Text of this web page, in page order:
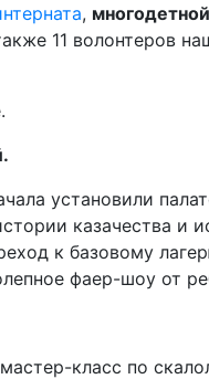
,
11 волонтеров
установили
казачества и
к базовому
фаер-шоу от
класс по